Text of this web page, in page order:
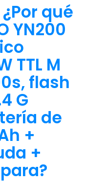
qué
YN200
TTL M
flash
G
de
+
+